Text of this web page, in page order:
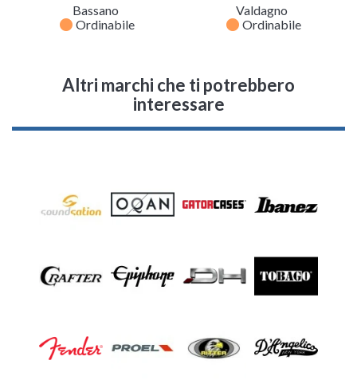
Bassano
fiber_manual_record Ordinabile
Valdagno
fiber_manual_record Ordinabile
Altri marchi che ti potrebbero
interessare